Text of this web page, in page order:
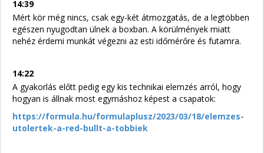
14:39
Mért kör még nincs, csak egy-két átmozgatás, de a legtöbben
egészen nyugodtan ülnek a boxban. A körülmények miatt
nehéz érdemi munkát végezni az esti időmérőre és futamra.
14:22
A gyakorlás előtt pedig egy kis technikai elemzés arról, hogy
hogyan is állnak most egymáshoz képest a csapatok:
https://formula.hu/formulaplusz/2023/03/18/elemzes-
utolertek-a-red-bullt-a-tobbiek